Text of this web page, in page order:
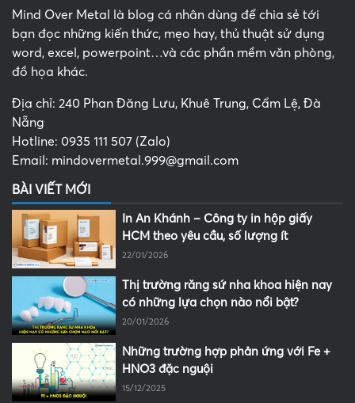
Mind Over Metal là blog cá nhân dùng để chia sẻ tới
bạn đọc những kiến thức, mẹo hay, thủ thuật sử dụng
word, excel, powerpoint…và các phần mềm văn phòng,
đồ họa khác.
Địa chỉ: 240 Phan Đăng Lưu, Khuê Trung, Cẩm Lệ, Đà
Nẵng
Hotline: 0935 111 507 (Zalo)
Email: mindovermetal.999@gmail.com
BÀI VIẾT MỚI
In An Khánh – Công ty in hộp giấy
HCM theo yêu cầu, số lượng ít
22/01/2026
Thị trường răng sứ nha khoa hiện nay
có những lựa chọn nào nổi bật?
20/01/2026
Những trường hợp phản ứng với Fe +
HNO3 đặc nguội
15/12/2025